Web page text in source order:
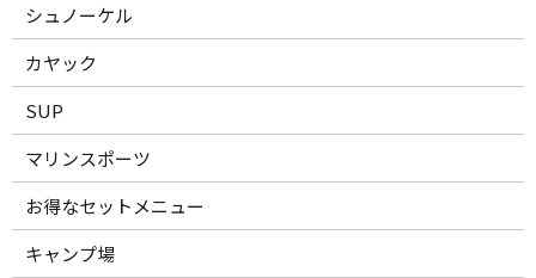
シュノーケル
カヤック
SUP
マリンスポーツ
お得なセットメニュー
キャンプ場